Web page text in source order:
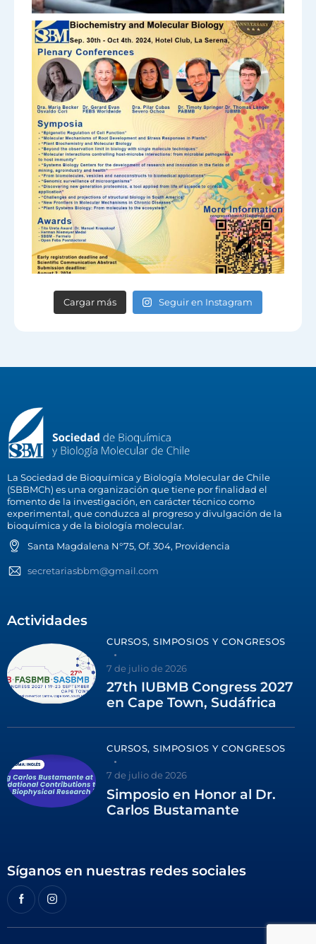
Cargar más Seguir en Instagram
La Sociedad de Bioquímica y Biología Molecular de Chile
(SBBMCh) es una organización que tiene por finalidad el
fomento de la investigación, en carácter técnico como
experimental, que conduzca al progreso y divulgación de la
bioquímica y de la biología molecular.
Santa Magdalena N°75, Of. 304, Providencia
secretariasbbm@gmail.com
Actividades
CURSOS, SIMPOSIOS Y CONGRESOS
7 de julio de 2026
27th IUBMB Congress 2027
en Cape Town, Sudáfrica
CURSOS, SIMPOSIOS Y CONGRESOS
7 de julio de 2026
Simposio en Honor al Dr.
Carlos Bustamante
Síganos en nuestras redes sociales